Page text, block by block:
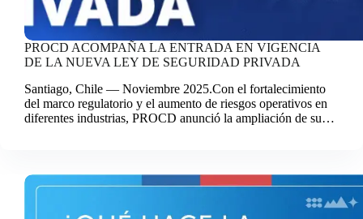
PROCD ACOMPAÑA LA ENTRADA EN VIGENCIA
DE LA NUEVA LEY DE SEGURIDAD PRIVADA
Santiago, Chile — Noviembre 2025.Con el fortalecimiento
del marco regulatorio y el aumento de riesgos operativos en
diferentes industrias, PROCD anunció la ampliación de su…